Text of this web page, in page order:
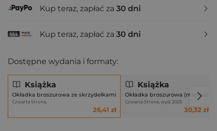
Kup teraz, zapłać za 30 dni
Kup teraz, zapłać za 30 dni
Dostępne wydania i formaty:
Książka
Okładka broszurowa ze skrzydełkami
Czwarta Strona,
26,41 zł
Książka
Okładka broszurowa (miękka)
Czwarta Strona, wyd. 2025
30,32 zł